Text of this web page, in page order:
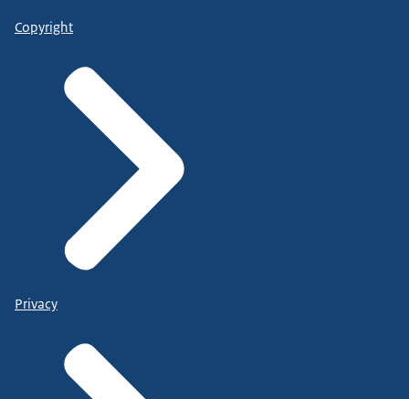
Copyright
Privacy